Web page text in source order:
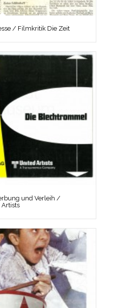
/ Filmkritik Die Zeit
und Verleih /